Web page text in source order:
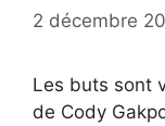
2 décembre
Les buts sont
de Cody